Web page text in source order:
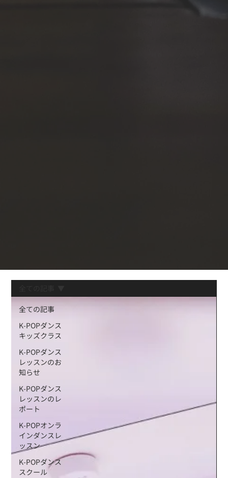
全ての記事
K-POPダンス
キッズクラス
K-POPダンス
レッスンのお
知らせ
K-POPダンス
レッスンのレ
ポート
K-POPオンラ
インダンスレ
ッスン
K-POPダンス
スクール